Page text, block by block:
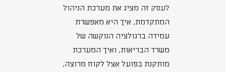
לעסק זה מציג את מערכת הניהול
המתקדמת, איך היא מאפשרת
עמידה ברגולציה הנוקשה של
משרד הבריאות, ואיך המערכת
מותקנת בפועל אצל לקוח מרוצה,